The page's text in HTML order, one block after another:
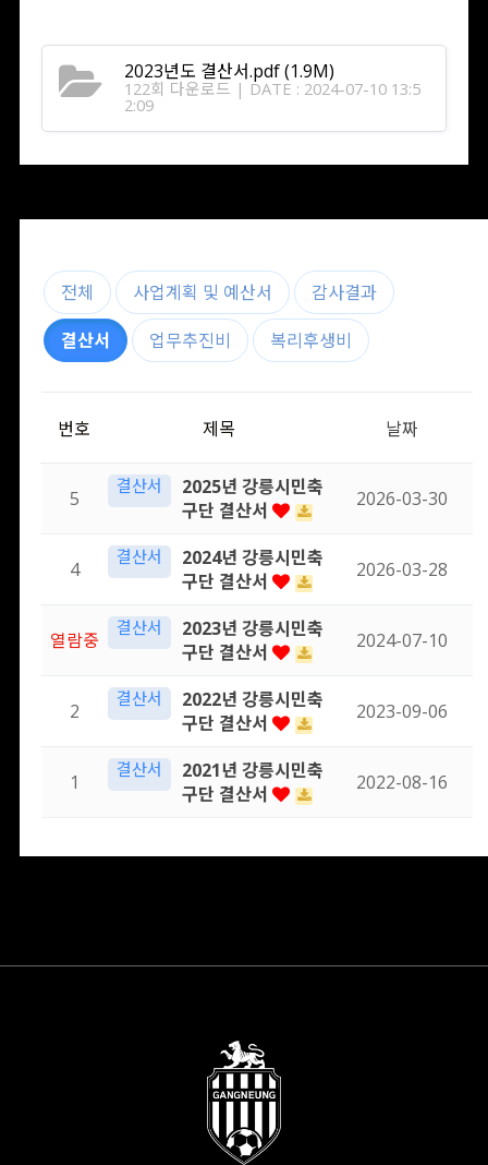
2023년도 결산서.pdf(1.9M)
122회 다운로드 | DATE : 2024-07-10 13:5
2:09
전체 사업계획 및 예산서
감사결과
결산서
업무추진비 복리후생비
번호 제목 날짜
5
결산서
2025년 강릉시민축
구단 결산서
2026-03-30
4
결산서
2024년 강릉시민축
구단 결산서
2026-03-28
열람중
결산서
2023년 강릉시민축
구단 결산서
2024-07-10
2
결산서
2022년 강릉시민축
구단 결산서
2023-09-06
1
결산서
2021년 강릉시민축
구단 결산서
2022-08-16